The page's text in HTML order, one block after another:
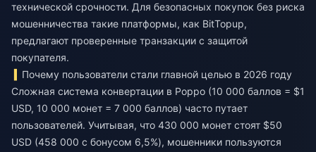
технической срочности. Для безопасных покупок без риска
мошенничества такие платформы, как BitTopup,
предлагают проверенные транзакции с защитой
покупателя.
Почему пользователи стали главной целью в 2026 году
Сложная система конвертации в Poppo (10 000 баллов = $1
USD, 10 000 монет = 7 000 баллов) часто путает
пользователей. Учитывая, что 430 000 монет стоят $50
USD (458 000 с бонусом 6,5%), мошенники пользуются